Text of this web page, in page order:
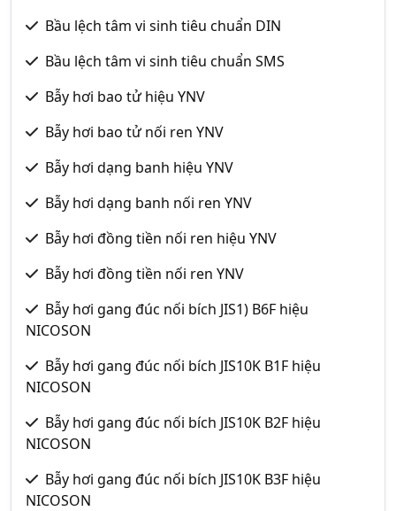
Bầu lệch tâm vi sinh tiêu chuẩn DIN
Bầu lệch tâm vi sinh tiêu chuẩn SMS
Bẫy hơi bao tử hiệu YNV
Bẫy hơi bao tử nối ren YNV
Bẫy hơi dạng banh hiệu YNV
Bẫy hơi dạng banh nối ren YNV
Bẫy hơi đồng tiền nối ren hiệu YNV
Bẫy hơi đồng tiền nối ren YNV
Bẫy hơi gang đúc nối bích JIS1) B6F hiệu
NICOSON
Bẫy hơi gang đúc nối bích JIS10K B1F hiệu
NICOSON
Bẫy hơi gang đúc nối bích JIS10K B2F hiệu
NICOSON
Bẫy hơi gang đúc nối bích JIS10K B3F hiệu
NICOSON